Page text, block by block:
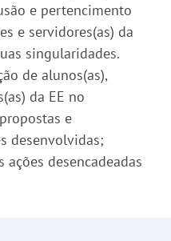
e pertencimento
e servidores(as) da
singularidades.
de alunos(as),
da EE no
e
desenvolvidas;
ações desencadeadas